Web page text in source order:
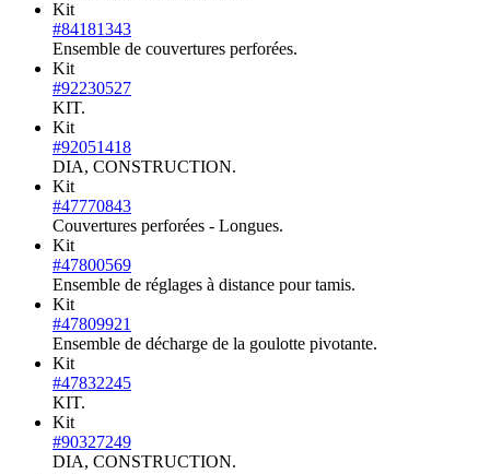
Kit
#84181343
Ensemble de couvertures perforées.
Kit
#92230527
KIT.
Kit
#92051418
DIA, CONSTRUCTION.
Kit
#47770843
Couvertures perforées - Longues.
Kit
#47800569
Ensemble de réglages à distance pour tamis.
Kit
#47809921
Ensemble de décharge de la goulotte pivotante.
Kit
#47832245
KIT.
Kit
#90327249
DIA, CONSTRUCTION.